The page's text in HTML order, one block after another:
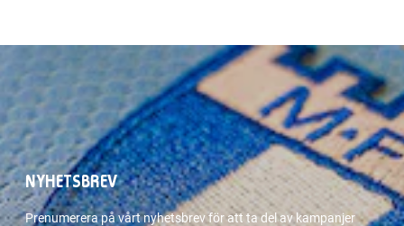
NYHETSBREV
Prenumerera på vårt nyhetsbrev för att ta del av kampanjer